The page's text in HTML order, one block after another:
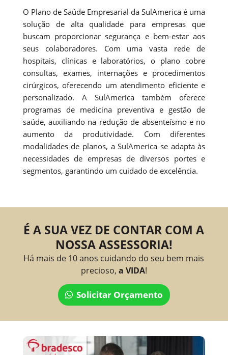
O Plano de Saúde Empresarial da SulAmerica é uma
solução de alta qualidade para empresas que
buscam proporcionar segurança e bem-estar aos
seus colaboradores. Com uma vasta rede de
hospitais, clínicas e laboratórios, o plano cobre
consultas, exames, internações e procedimentos
cirúrgicos, oferecendo um atendimento eficiente e
personalizado. A SulAmerica também oferece
programas de medicina preventiva e gestão de
saúde, auxiliando na redução de absenteísmo e no
aumento da produtividade. Com diferentes
modalidades de planos, a SulAmerica se adapta às
necessidades de empresas de diversos portes e
segmentos, garantindo um cuidado de excelência.
É A SUA VEZ DE CONTAR COM A
NOSSA ASSESSORIA!
Há mais de 10 anos cuidando do seu bem mais
precioso, a VIDA!
Solicitar Orçamento